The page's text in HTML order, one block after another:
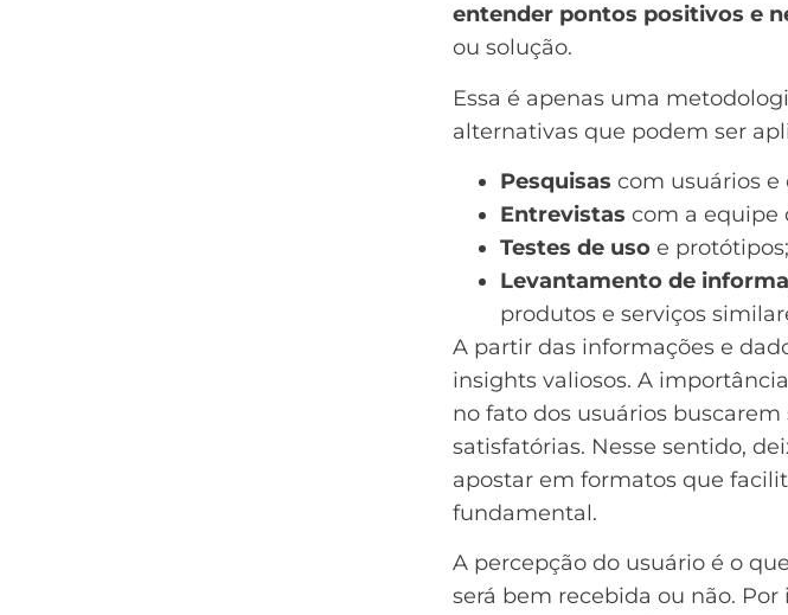
entender pontos positivos e
ou solução.
Essa é apenas uma
alternativas que podem ser
Pesquisas com usuários e
Entrevistas com a equipe
Testes de uso e protótipos;
Levantamento de
produtos e serviços
A partir das informações e
insights valiosos. A
no fato dos usuários
satisfatórias. Nesse sentido,
apostar em formatos que
fundamental.
A percepção do usuário é o
será bem recebida ou não.